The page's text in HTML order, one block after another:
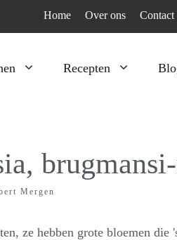
Home Over ons Contact
Recepten
Mergen
ze hebben grote bloemen